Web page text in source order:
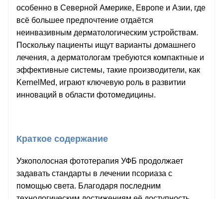
особенно в Северной Америке, Европе и Азии, где
всё большее предпочтение отдаётся
неинвазивным дерматологическим устройствам.
Поскольку пациенты ищут варианты домашнего
лечения, а дерматологам требуются компактные и
эффективные системы, такие производители, как
KernelMed, играют ключевую роль в развитии
инноваций в области фотомедицины.
Краткое содержание
Узкополосная фототерапия УФБ продолжает
задавать стандарты в лечении псориаза с
помощью света. Благодаря последним